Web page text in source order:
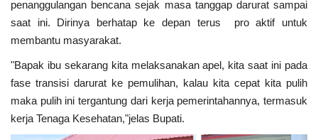
penanggulangan bencana sejak masa tanggap darurat sampai
saat ini. Dirinya berhatap ke depan terus pro aktif untuk
membantu masyarakat.
"Bapak ibu sekarang kita melaksanakan apel, kita saat ini pada
fase transisi darurat ke pemulihan, kalau kita cepat kita pulih
maka pulih ini tergantung dari kerja pemerintahannya, termasuk
kerja Tenaga Kesehatan,"jelas Bupati.